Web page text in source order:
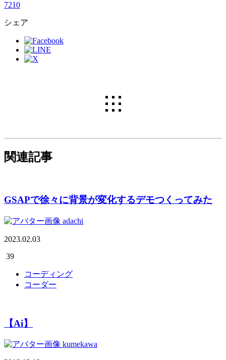
7210
シェア
関連記事
GSAPで徐々に背景が変化するデモつくってみた
adachi
2023.02.03
39
コーディング
コーダー
【Ai】
kumekawa